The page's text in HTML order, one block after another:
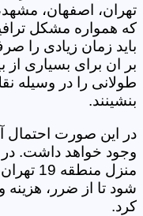
تهران، اصفهان،
که همواره مشکل
باید زمان زیادی را
بر ان برای بسیاری
طولانی را در وسیله
بنشینند.
در این صورت احتمال
وجود خواهد داشت. در
منزل
شود تا از ضرر، هزینه
کرد.